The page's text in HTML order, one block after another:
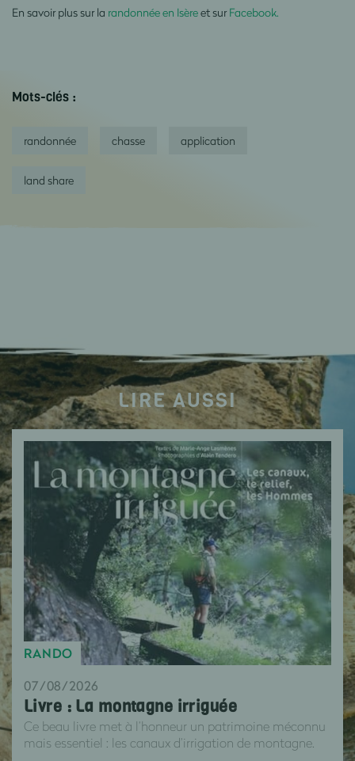
En savoir plus sur la randonnée en Isèreet sur Facebook.
Mots-clés :
randonnée chasse application
land share
LIRE AUSSI
RANDO
07/08/2026
Livre : La montagne irriguée
Ce beau livre met à l’honneur un patrimoine méconnu
mais essentiel : les canaux d’irrigation de montagne.